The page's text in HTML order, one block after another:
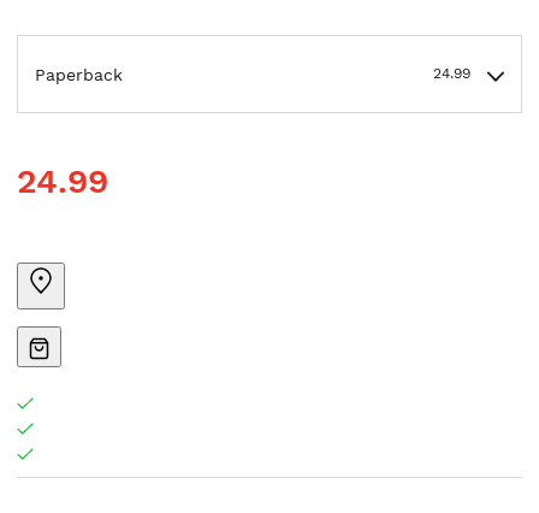
Paperback 24.99
24.99